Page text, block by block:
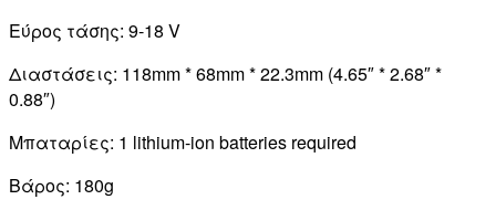
Εύρος τάσης: 9-18 V
Διαστάσεις: 118mm * 68mm * 22.3mm (4.65″ * 2.68″ *
0.88″)
Μπαταρίες: 1 lithium-ion batteries required
Βάρος: 180g